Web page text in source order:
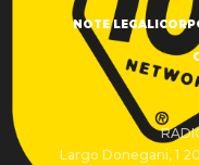
NOTE LEGALI
Largo Donegani, 1